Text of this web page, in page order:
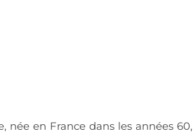
née en France dans les années 60,